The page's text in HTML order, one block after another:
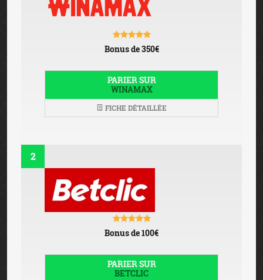
Bonus de 350€
PARIER SUR
WINAMAX
FICHE DÉTAILLÉE
2
Bonus de 100€
PARIER SUR
BETCLIC